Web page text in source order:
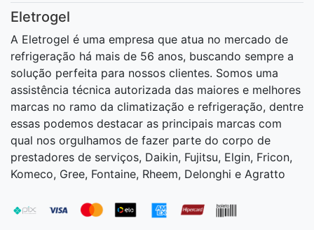
Eletrogel
A Eletrogel é uma empresa que atua no mercado de
refrigeração há mais de 56 anos, buscando sempre a
solução perfeita para nossos clientes. Somos uma
assistência técnica autorizada das maiores e melhores
marcas no ramo da climatização e refrigeração, dentre
essas podemos destacar as principais marcas com
qual nos orgulhamos de fazer parte do corpo de
prestadores de serviços, Daikin, Fujitsu, Elgin, Fricon,
Komeco, Gree, Fontaine, Rheem, Delonghi e Agratto